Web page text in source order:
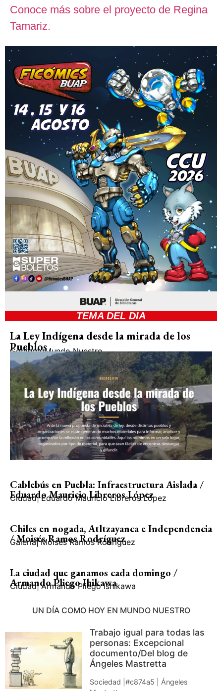
Conoce más sobre el proyecto de Regina
Tamariz.
TEMA DEL DIA
La Ley Indígena desde la mirada de los
Pueblos
GobiernoMundo Nuestro
Cablebús en Puebla: Infraestructura Aislada /
Eduardo Mauricio Libreros López
Ciudad| Eduardo Mauricio Libreros López
Chiles en nogada, Atltzayanca e Independencia
/ Moisés Ramos Rodríguez
Galería| Moisés Ramos Rodríguez
La ciudad que ganamos cada domingo /
Armando Pliego Ihikawa
Ciudad| Armando Pliego Ishikawa
UN DÍA COMO HOY EN MUNDO NUESTRO
Trabajo igual para todas las
personas: Excepcional
documento/Del blog de
Ángeles Mastretta
Sociedad |#c874a5 | Ángeles